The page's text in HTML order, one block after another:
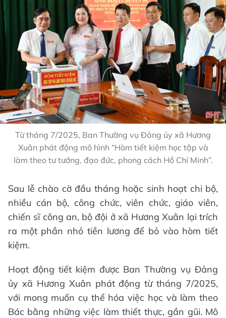
Từ tháng 7/2025, Ban Thường vụ Đảng ủy xã Hương
Xuân phát động mô hình “Hòm tiết kiệm học tập và
làm theo tư tưởng, đạo đức, phong cách Hồ Chí Minh”.
Sau lễ chào cờ đầu tháng hoặc sinh hoạt chi bộ,
nhiều cán bộ, công chức, viên chức, giáo viên,
chiến sĩ công an, bộ đội ở xã Hương Xuân lại trích
ra một phần nhỏ tiền lương để bỏ vào hòm tiết
kiệm.
Hoạt động tiết kiệm được Ban Thường vụ Đảng
ủy xã Hương Xuân phát động từ tháng 7/2025,
với mong muốn cụ thể hóa việc học và làm theo
Bác bằng những việc làm thiết thực, gần gũi. Mô